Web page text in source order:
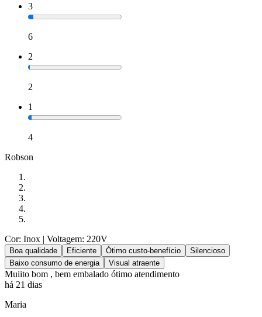
3
6
2
2
1
4
Robson
Cor: Inox | Voltagem: 220V
Boa qualidade Eficiente Ótimo custo-benefício
Silencioso
Baixo consumo de energia
Visual atraente
Muiito bom , bem embalado ótimo atendimento
há 21 dias
Maria